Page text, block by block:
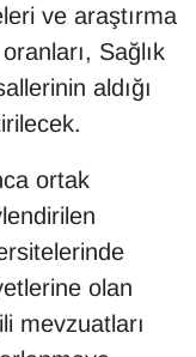
ve araştırma
Sağlık
aldığı
ortak
olan
mevzuatları